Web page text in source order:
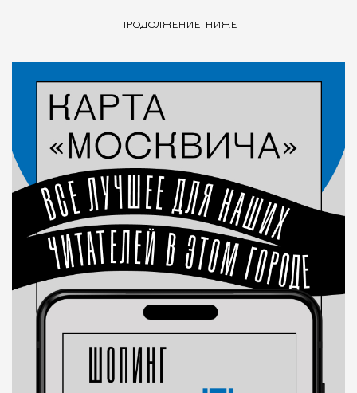
ПРОДОЛЖЕНИЕ НИЖЕ